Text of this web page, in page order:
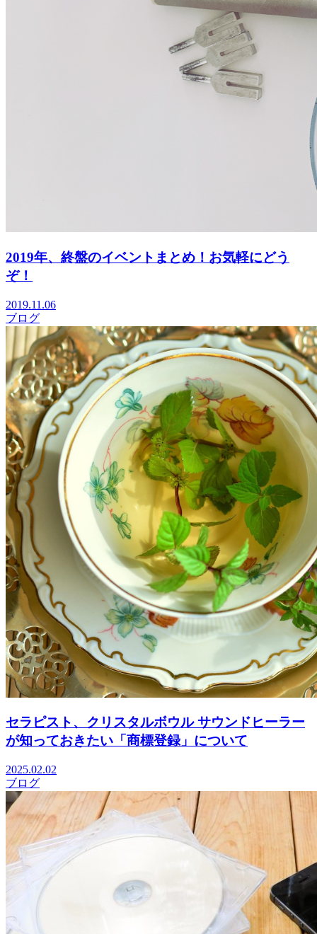
2019年、終盤のイベントまとめ！お気軽にどう
ぞ！
2019.11.06
ブログ
セラピスト、クリスタルボウル サウンドヒーラー
が知っておきたい「商標登録」について
2025.02.02
ブログ